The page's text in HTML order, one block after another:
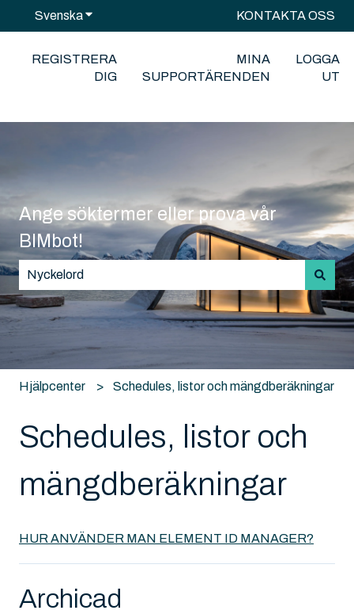
SvenskaVisa undermenyer för översättningarKONTAKTA OSS
REGISTRERA
DIG
MINA
SUPPORTÄRENDEN
LOGGA
UT
Ange söktermer eller prova vår
BIMbot!
Det finns inga förslag eftersom sökfältet är tomt.
Hjälpcenter Schedules, listor och mängdberäkningar
Schedules, listor och
mängdberäkningar
HUR ANVÄNDER MAN ELEMENT ID MANAGER?
Archicad